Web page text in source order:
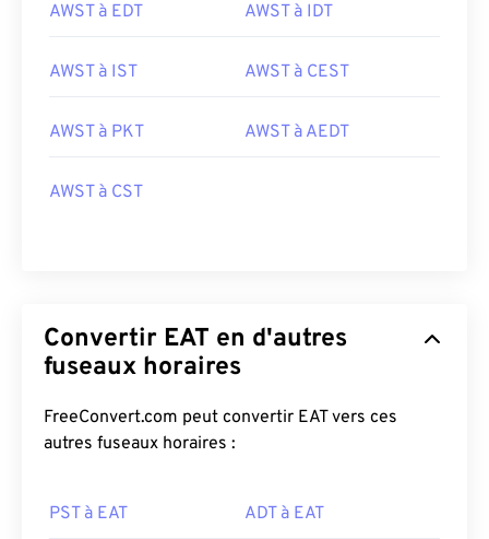
AWST à EDT AWST à IDT
AWST à IST AWST à CEST
AWST à PKT AWST à AEDT
AWST à CST
Convertir EAT en d'autres
fuseaux horaires
FreeConvert.com peut convertir EAT vers ces
autres fuseaux horaires :
PST à EAT ADT à EAT